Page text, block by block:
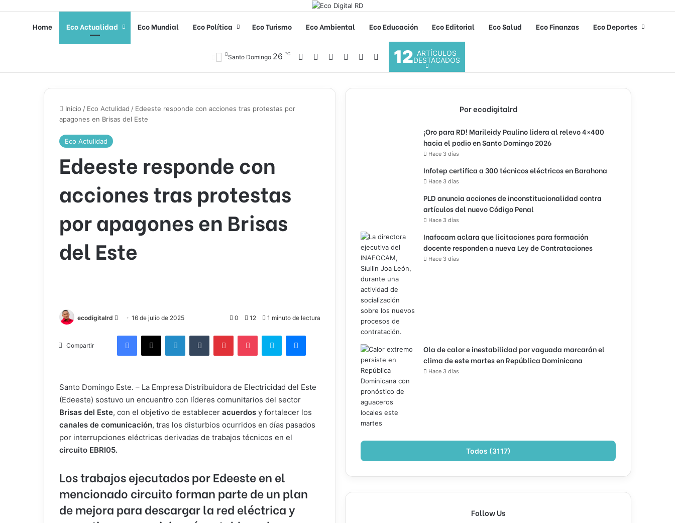
Home Eco Actualidad Eco Mundial Eco Política Eco Turismo Eco Ambiental Eco Educación Eco Editorial Eco Salud Eco Finanzas Eco Deportes
Santo Domingo 26 ℃ Facebook YouTubeInstagram
AccesoBuscar por
12 ARTÍCULOS
DESTACADOS
Inicio / Eco Actulidad / Edeeste responde con acciones tras protestas por
apagones en Brisas del Este
Eco Actulidad
Edeeste responde con
acciones tras protestas
por apagones en Brisas
del Este
ecodigitalrd
Send
email
16 de julio de 2025 0 12 1 minuto de lectura
Compartir
Facebook
X LinkedInTumblr PinterestPocket Skype Messenger
Santo Domingo Este. – La Empresa Distribuidora de Electricidad del Este
(Edeeste) sostuvo un encuentro con líderes comunitarios del sector
Brisas del Este, con el objetivo de establecer acuerdos y fortalecer los
canales de comunicación, tras los disturbios ocurridos en días pasados
por interrupciones eléctricas derivadas de trabajos técnicos en el
circuito EBRI05.
Los trabajos ejecutados por Edeeste en el
mencionado circuito forman parte de un plan
de mejora para descargar la red eléctrica y
Por ecodigitalrd
¡Oro para RD! Marileidy Paulino lidera al relevo 4×400
hacia el podio en Santo Domingo 2026
Hace 3 días
Infotep certifica a 300 técnicos eléctricos en Barahona
Hace 3 días
PLD anuncia acciones de inconstitucionalidad contra
artículos del nuevo Código Penal
Hace 3 días
Inafocam aclara que licitaciones para formación
docente responden a nueva Ley de Contrataciones
Hace 3 días
Ola de calor e inestabilidad por vaguada marcarán el
clima de este martes en República Dominicana
Hace 3 días
Todos (3117)
Follow Us